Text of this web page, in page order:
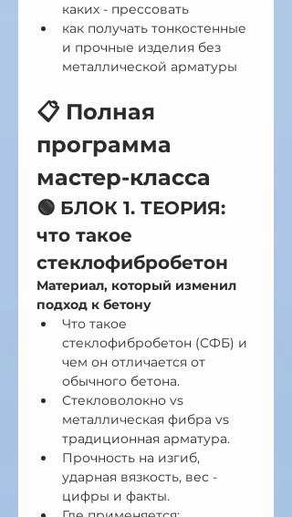
каких - прессовать
как получать тонкостенные
и прочные изделия без
металлической арматуры
📋 Полная
программа
мастер-класса
🟢 БЛОК 1. ТЕОРИЯ:
что такое
стеклофибробетон
Материал, который изменил
подход к бетону
Что такое
стеклофибробетон (СФБ) и
чем он отличается от
обычного бетона.
Стекловолокно vs
металлическая фибра vs
традиционная арматура.
Прочность на изгиб,
ударная вязкость, вес -
цифры и факты.